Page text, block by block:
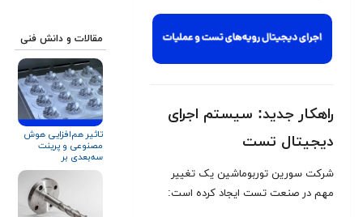
راهکار جدید: سیستم اجرای
دیجیتال تست
شرکت سورین توربوماشین یک تغییر
مهم در صنعت تست ایجاد کرده‌ است:
مقالات و دانش فنی
تاثیر هم‌افزایی هوش
مصنوعی و پرینت
سه‌بعدی بر
توربوماشین‌ها